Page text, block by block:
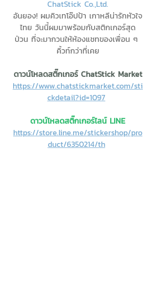
ChatStick Co.,Ltd.
อันยอง! ผมคิวเทโอ๊ปป้า เกาหลีน่ารักหัวใจ
ไทย วันนี้ผมมาพร้อมกับสติกเกอร์สุด
ป่วน ที่จะมากวนให้ห้องแชทของเพื่อน ๆ
คิ้วท์กว่าที่เคย
ดาวน์โหลดสติ๊กเกอร์ ChatStick Market
https://www.chatstickmarket.com/sti
ckdetail?id=1097
ดาวน์โหลดสติ๊กเกอร์ไลน์ LINE
https://store.line.me/stickershop/pro
duct/6350214/th